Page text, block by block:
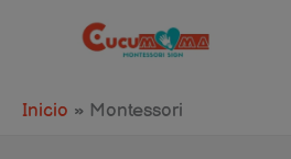
Inicio
Montessori